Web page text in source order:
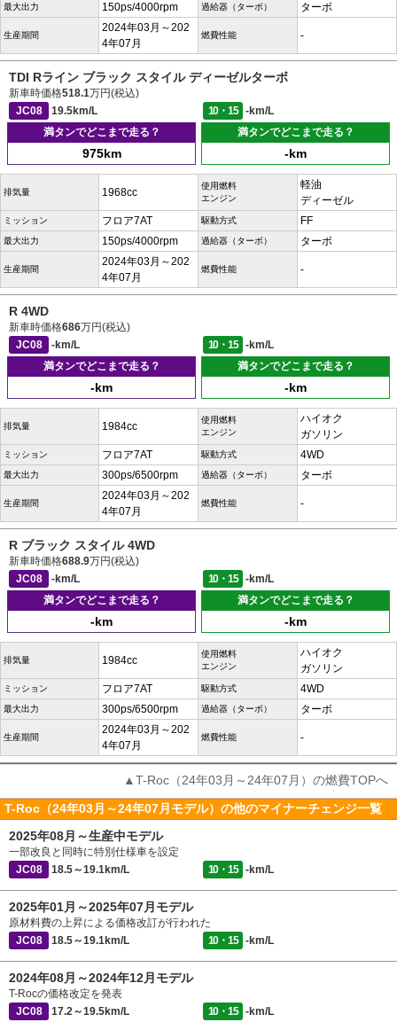
最大出力 150ps/4000rpm 過給器（ターボ） ターボ
生産期間
2024年03月～202
4年07月
燃費性能 -
TDI Rライン ブラック スタイル ディーゼルターボ
新車時価格518.1万円(税込)
JC08
19.5km/L 10・15
-km/L
満タンでどこまで走る？
975km
満タンでどこまで走る？
-km
排気量 1968cc
使用燃料
エンジン
軽油
ディーゼル
ミッション フロア7AT 駆動方式 FF
最大出力 150ps/4000rpm 過給器（ターボ） ターボ
生産期間
2024年03月～202
4年07月
燃費性能 -
R 4WD
新車時価格686万円(税込)
JC08
-km/L 10・15
-km/L
満タンでどこまで走る？
-km
満タンでどこまで走る？
-km
排気量 1984cc
使用燃料
エンジン
ハイオク
ガソリン
ミッション フロア7AT 駆動方式 4WD
最大出力 300ps/6500rpm 過給器（ターボ） ターボ
生産期間
2024年03月～202
4年07月
燃費性能 -
R ブラック スタイル 4WD
新車時価格688.9万円(税込)
JC08
-km/L 10・15
-km/L
満タンでどこまで走る？
-km
満タンでどこまで走る？
-km
排気量 1984cc
使用燃料
エンジン
ハイオク
ガソリン
ミッション フロア7AT 駆動方式 4WD
最大出力 300ps/6500rpm 過給器（ターボ） ターボ
生産期間
2024年03月～202
4年07月
燃費性能 -
▲T-Roc（24年03月～24年07月）の燃費TOPへ
T-Roc（24年03月～24年07月モデル）の他のマイナーチェンジ一覧
2025年08月～生産中モデル
一部改良と同時に特別仕様車を設定
JC08
18.5～19.1km/L 10・15 -km/L
2025年01月～2025年07月モデル
原材料費の上昇による価格改訂が行われた
JC08
18.5～19.1km/L 10・15 -km/L
2024年08月～2024年12月モデル
T-Rocの価格改定を発表
JC08
17.2～19.5km/L 10・15 -km/L